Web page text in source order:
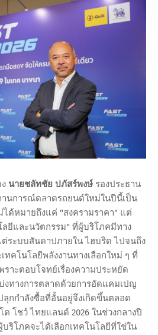
นายชลัทชัย ปภัสร์พงษ์ รองประธาน
านการณ์ตลาดรถยนต์ใหม่ในปีนี้เป็น
ได้หมายถึงแค่ "สงครามราคา" แต่
ลยีและนวัตกรรม" ที่ผู้บริโภคมีทาง
ระบบสันดาปภายใน ไฮบริด ไปจนถึง
ทคโนโลยีพลังงานทางเลือกใหม่ ๆ ที่
ราะตอบโจทย์เรื่องความประหยัด
งทางการตลาดด้วยการอัดแคมเปญ
ลุกกำลังซื้อที่อั้นอยู่จึงเกิดขึ้นตลอด
ต โชว์ ไทยแลนด์ 2026 ในช่วงกลางปี
ริโภคจะได้เลือกเทคโนโลยีที่ใช่ใน